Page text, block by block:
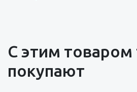
С этим товаром
покупают